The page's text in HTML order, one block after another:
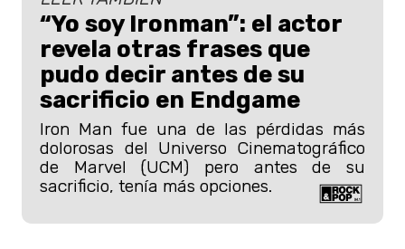
“Yo soy Ironman”: el actor
revela otras frases que
pudo decir antes de su
sacrificio en Endgame
Iron Man fue una de las pérdidas más
dolorosas del Universo Cinematográfico
de Marvel (UCM) pero antes de su
sacrificio, tenía más opciones.